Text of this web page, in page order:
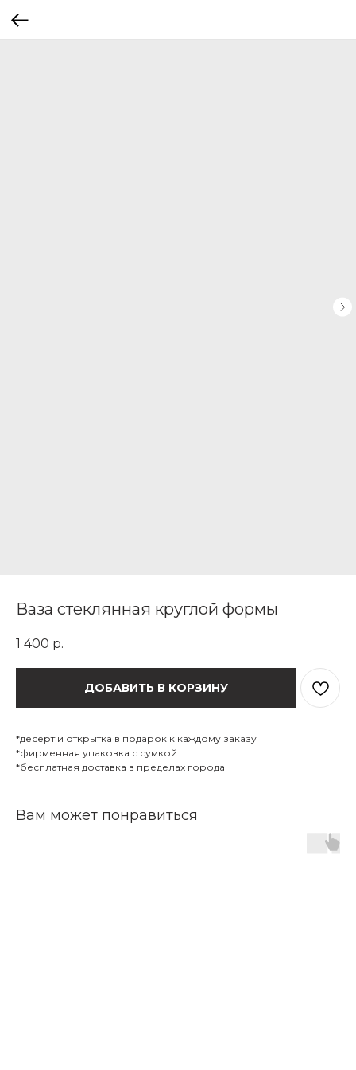
Ваза стеклянная круглой формы
1 400 р.
ДОБАВИТЬ В КОРЗИНУ
*десерт и открытка в подарок к каждому заказу
*фирменная упаковка с сумкой
*бесплатная доставка в пределах города
Вам может понравиться